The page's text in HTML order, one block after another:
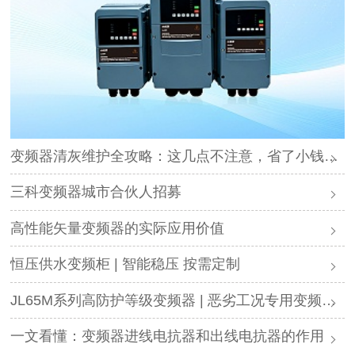
变频器清灰维护全攻略：这几点不注意，省了小钱却可能毁了设备
三科变频器城市合伙人招募
高性能矢量变频器的实际应用价值
恒压供水变频柜 | 智能稳压 按需定制
JL65M系列高防护等级变频器 | 恶劣工况专用变频解决方案
一文看懂：变频器进线电抗器和出线电抗器的作用